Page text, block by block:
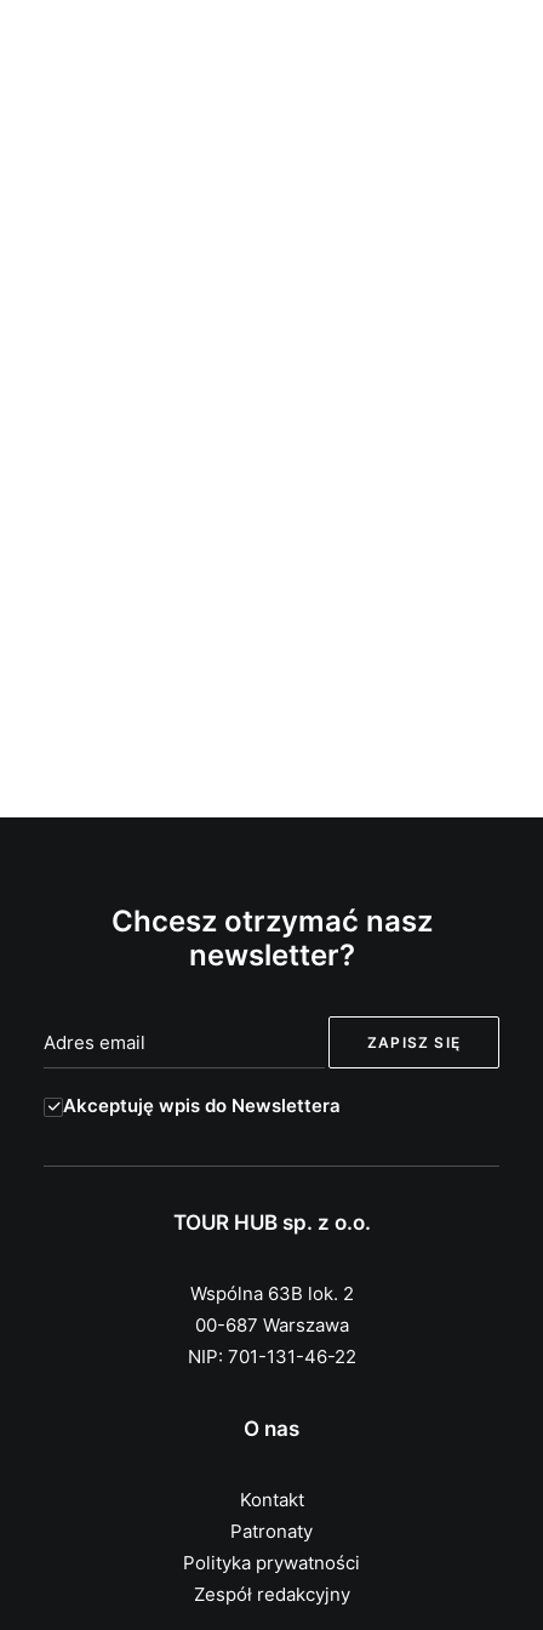
Chcesz otrzymać nasz
newsletter?
Akceptuję wpis do Newslettera
TOUR HUB sp. z o.o.
Wspólna 63B lok. 2
00-687 Warszawa
NIP: 701-131-46-22
O nas
Kontakt
Patronaty
Polityka prywatności
Zespół redakcyjny